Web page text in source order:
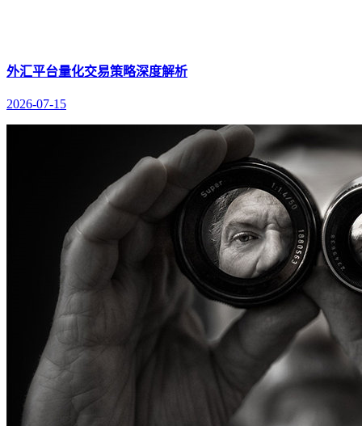
外汇平台量化交易策略深度解析
2026-07-15